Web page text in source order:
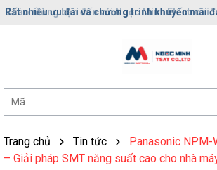
Rất nhiều ưu đãi và chương trình khuyến mãi
Trang chủ Tin tức
Panasonic NPM-
– Giải pháp SMT năng suất cao cho nhà